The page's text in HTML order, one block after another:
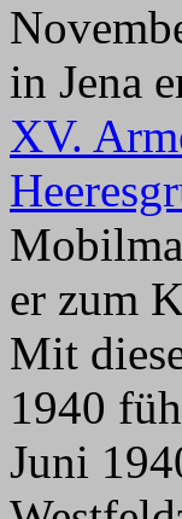
in Jena
XV.
er zum
Mit
1940
Juni